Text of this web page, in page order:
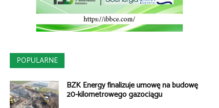
POPULARNE
BZK Energy finalizuje umowę na budowę
20-kilometrowego gazociągu